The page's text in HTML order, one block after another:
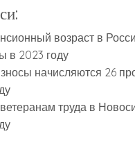
возраст в
в 2023 году
начисляются 26
труда в